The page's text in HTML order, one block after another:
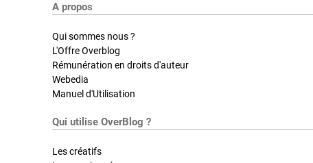
A propos
Qui sommes nous ?
L'Offre Overblog
Rémunération en droits d'auteur
Webedia
Manuel d'Utilisation
Qui utilise OverBlog ?
Les créatifs